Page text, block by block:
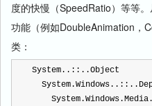
度的快慢（SpeedRatio）等等
功能（例如DoubleAnimation，
类：
System..::..Object